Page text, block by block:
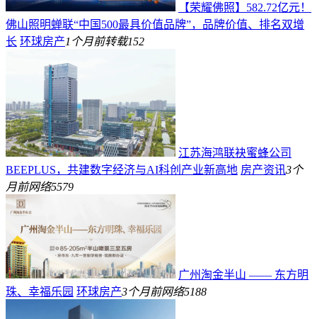
【荣耀佛照】582.72亿元！
佛山照明蝉联“中国500最具价值品牌”，品牌价值、排名双增
长 环球房产1个月前转载152
江苏海鸿联袂蜜蜂公司
BEEPLUS，共建数字经济与AI科创产业新高地 房产资讯3个
月前网络5579
广州淘金半山 —— 东方明
珠、幸福乐园 环球房产3个月前网络5188